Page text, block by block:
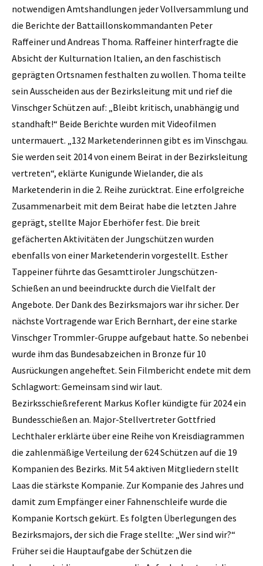
notwendigen Amtshandlungen jeder Vollversammlung und
die Berichte der Battaillonskommandanten Peter
Raffeiner und Andreas Thoma. Raffeiner hinterfragte die
Absicht der Kulturnation Italien, an den faschistisch
geprägten Ortsnamen festhalten zu wollen. Thoma teilte
sein Ausscheiden aus der Bezirksleitung mit und rief die
Vinschger Schützen auf: „Bleibt kritisch, unabhängig und
standhaft!“ Beide Berichte wurden mit Videofilmen
untermauert. „132 Marketenderinnen gibt es im Vinschgau.
Sie werden seit 2014 von einem Beirat in der Bezirksleitung
vertreten“, eklärte Kunigunde Wielander, die als
Marketenderin in die 2. Reihe zurücktrat. Eine erfolgreiche
Zusammenarbeit mit dem Beirat habe die letzten Jahre
geprägt, stellte Major Eberhöfer fest. Die breit
gefächerten Aktivitäten der Jungschützen wurden
ebenfalls von einer Marketenderin vorgestellt. Esther
Tappeiner führte das Gesamttiroler Jungschützen-
Schießen an und beeindruckte durch die Vielfalt der
Angebote. Der Dank des Bezirksmajors war ihr sicher. Der
nächste Vortragende war Erich Bernhart, der eine starke
Vinschger Trommler-Gruppe aufgebaut hatte. So nebenbei
wurde ihm das Bundesabzeichen in Bronze für 10
Ausrückungen angeheftet. Sein Filmbericht endete mit dem
Schlagwort: Gemeinsam sind wir laut.
Bezirksschießreferent Markus Kofler kündigte für 2024 ein
Bundesschießen an. Major-Stellvertreter Gottfried
Lechthaler erklärte über eine Reihe von Kreisdiagrammen
die zahlenmäßige Verteilung der 624 Schützen auf die 19
Kompanien des Bezirks. Mit 54 aktiven Mitgliedern stellt
Laas die stärkste Kompanie. Zur Kompanie des Jahres und
damit zum Empfänger einer Fahnenschleife wurde die
Kompanie Kortsch gekürt. Es folgten Überlegungen des
Bezirksmajors, der sich die Frage stellte: „Wer sind wir?“
Früher sei die Hauptaufgabe der Schützen die